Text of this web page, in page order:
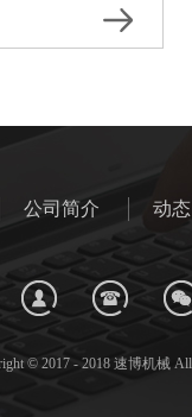
公司简介 动态
© 2017 - 2018 速博机械 All